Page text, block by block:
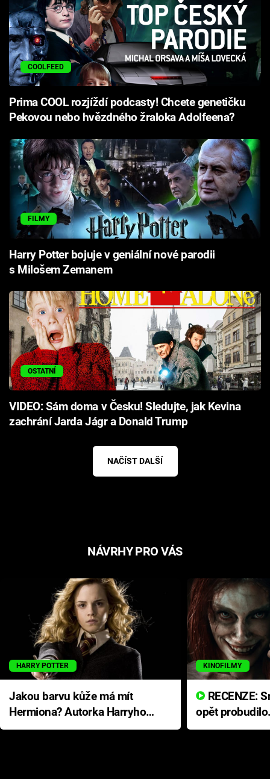
Přihlášení
Sledujte nás
COOLFEED
Prima COOL rozjíždí podcasty! Chcete genetičku
Pekovou nebo hvězdného žraloka Adolfeena?
FILMY
Harry Potter bojuje v geniální nové parodii
s Milošem Zemanem
OSTATNÍ
VIDEO: Sám doma v Česku! Sledujte, jak Kevina
zachrání Jarda Jágr a Donald Trump
NAČÍST DALŠÍ
NÁVRHY PRO VÁS
HARRY POTTER
Jakou barvu kůže má mít
Hermiona? Autorka Harryho
Pottera přišla s ráznou
KINOFILMY
opět
přichází s